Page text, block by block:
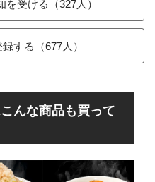
を受ける（327人）
する（677人）
んな商品も買って